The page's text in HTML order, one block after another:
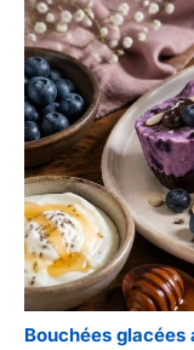
Bouchées